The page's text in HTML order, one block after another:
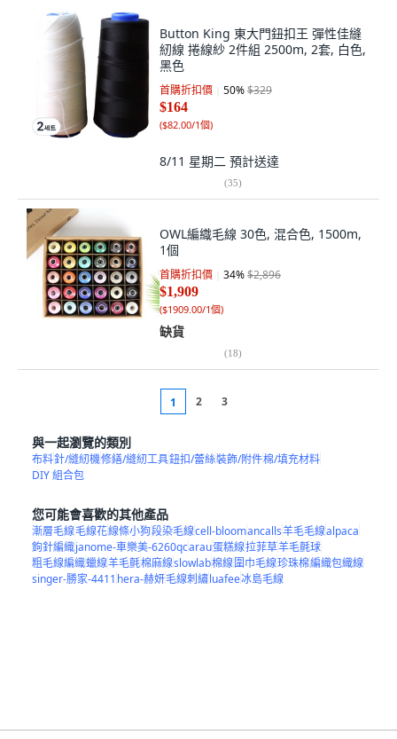
Button King 東大門鈕扣王 彈性佳縫
紉線 捲線紗 2件組 2500m, 2套, 白色,
黑色
首購折扣價 50%$329
$164
($82.00/1個)
8/11 星期二 預計送達
(35)
OWL編織毛線 30色, 混合色, 1500m,
1個
首購折扣價 34%$2,896
$1,909
($1909.00/1個)
缺貨
(18)
1 2 3
與一起瀏覽的類別
布料針/縫紉機修繕/縫紉工具鈕扣/蕾絲裝飾/附件棉/填充材料
DIY 組合包
您可能會喜歡的其他產品
漸層毛線毛線花線條小狗段染毛線cell-bloomancalls羊毛毛線alpaca
鉤針編織janome-車樂美-6260qcarau蛋糕線拉菲草羊毛氈球
粗毛線編織蠟線羊毛氈棉麻線slowlab棉線圍巾毛線珍珠棉編織包織線
singer-勝家-4411 hera-赫妍毛線刺繡luafee冰島毛線